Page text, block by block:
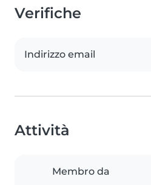
Verifiche
Indirizzo email
Attività
Membro da